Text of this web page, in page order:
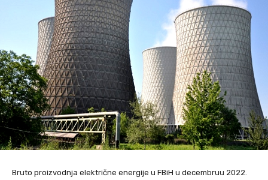
Bruto proizvodnja električne energije u FBiH u decembruu 2022.